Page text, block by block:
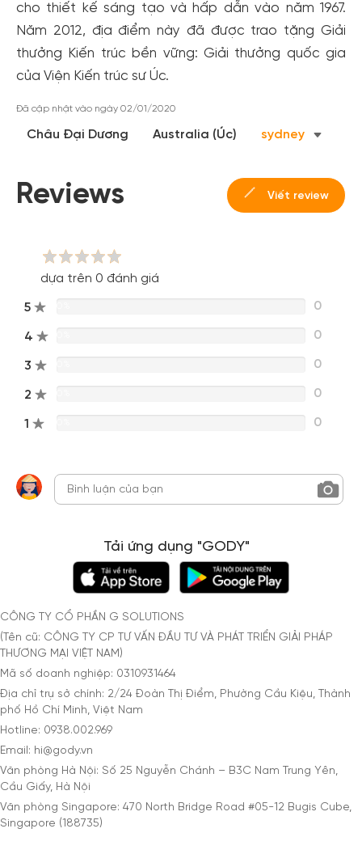
cho thiết kế sáng tạo và hấp dẫn vào năm 1967.
Năm 2012, địa điểm này đã được trao tặng Giải
thưởng Kiến trúc bền vững: Giải thưởng quốc gia
của Viện Kiến trúc sư Úc.
Đã cập nhật vào ngày 02/01/2020
Châu Đại Dương Australia (Úc) sydney
Reviews Viết review
dựa trên 0 đánh giá
5 0
4 0
3 0
2 0
1 0
Tải ứng dụng "GODY"
CÔNG TY CỔ PHẦN G SOLUTIONS
(Tên cũ: CÔNG TY CP TƯ VẤN ĐẦU TƯ VÀ PHÁT TRIỂN GIẢI PHÁP
THƯƠNG MẠI VIỆT NAM)
Mã số doanh nghiệp: 0310931464
Địa chỉ trụ sở chính: 2/24 Đoàn Thị Điểm, Phường Cầu Kiệu, Thành
phố Hồ Chí Minh, Việt Nam
Hotline: 0938.002.969
Email: hi@gody.vn
Văn phòng Hà Nội: Số 25 Nguyễn Chánh – B3C Nam Trung Yên,
Cầu Giấy, Hà Nội
Văn phòng Singapore: 470 North Bridge Road #05-12 Bugis Cube,
Singapore (188735)